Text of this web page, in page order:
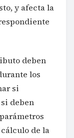
y afecta la
deben
los
si
deben
de la